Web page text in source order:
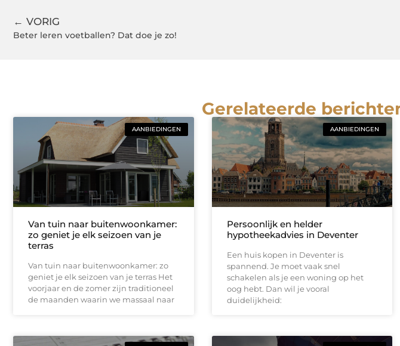
← VORIG
Beter leren voetballen? Dat doe je zo!
Gerelateerde
AANBIEDINGEN
Van tuin naar buitenwoonkamer:
zo geniet je elk seizoen van je
terras
Van tuin naar buitenwoonkamer: zo
geniet je elk seizoen van je terras Het
voorjaar en de zomer zijn traditioneel
de maanden waarin we massaal naar
AANBIEDINGEN
Persoonlijk en helder
hypotheekadvies in Deventer
Een huis kopen in Deventer is
spannend. Je moet vaak snel
schakelen als je een woning op het
oog hebt. Dan wil je vooral
duidelijkheid: